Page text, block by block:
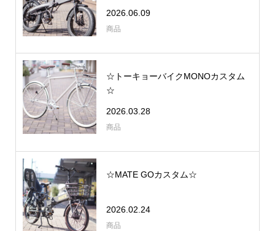
2026.06.09
商品
☆トーキョーバイクMONOカスタム
☆
2026.03.28
商品
☆MATE GOカスタム☆
2026.02.24
商品